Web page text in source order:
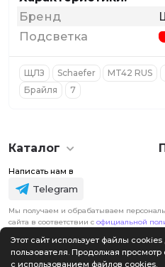
Этот сайт использует файлы
пользователя. Продолжая
с использованием файлов cookies.
Бренд
Подсветка
ЩЛЗ Schaefer MT42 RUS
Брайля
7
Каталог
Написать нам в
Telegram
Мы получаем и обрабатываем
сайта в соответствии софициальной